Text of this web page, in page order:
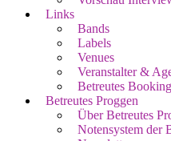
Links
Bands
Labels
Venues
Veranstalter &
Betreutes Booking
Betreutes Proggen
Über Betreutes
Notensystem der